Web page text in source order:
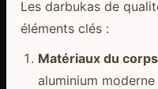
Les darbukas de
éléments clés :
Matériaux du corps
aluminium